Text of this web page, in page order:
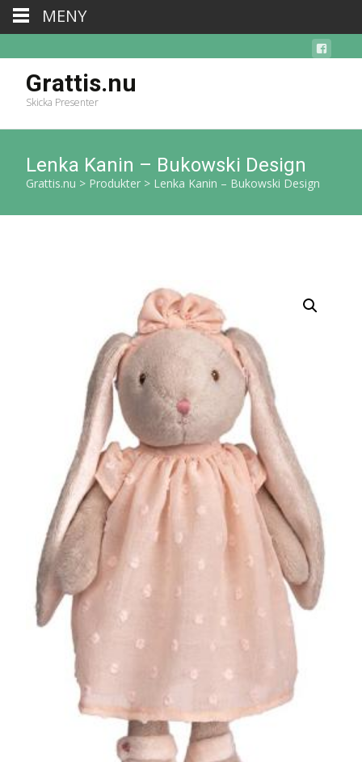
Grattis.nu
Skicka Presenter
Lenka Kanin – Bukowski Design
Grattis.nu > Produkter > Lenka Kanin – Bukowski Design
MENY